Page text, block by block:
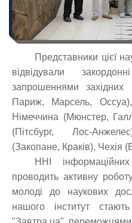
Представники цієї
відвідували
запрошеннями західних
Париж, Марсель,
Німеччина (Мюнстер,
(Пітсбург, Лос-
(Закопане, Краків), Чехія
ННІ
проводить активну
молоді до наукових
нашого інститут